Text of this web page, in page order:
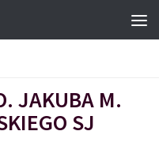
JAKUBA M.
SJ